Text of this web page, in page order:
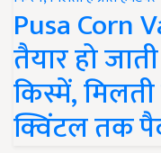
Pusa Corn
तैयार हो
किस्में, मिलती
क्विंटल तक